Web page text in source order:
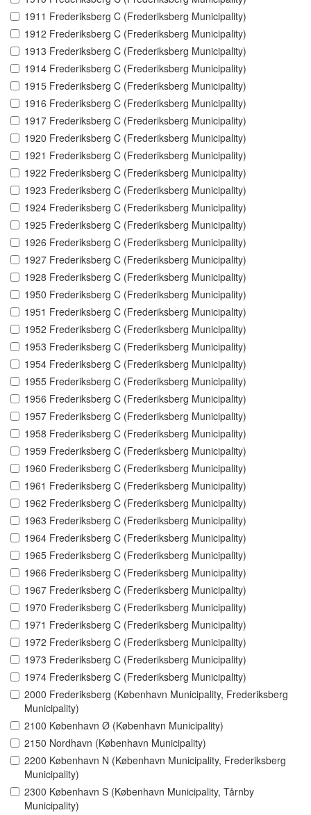
1911 Frederiksberg C (Frederiksberg Municipality)
1912 Frederiksberg C (Frederiksberg Municipality)
1913 Frederiksberg C (Frederiksberg Municipality)
1914 Frederiksberg C (Frederiksberg Municipality)
1915 Frederiksberg C (Frederiksberg Municipality)
1916 Frederiksberg C (Frederiksberg Municipality)
1917 Frederiksberg C (Frederiksberg Municipality)
1920 Frederiksberg C (Frederiksberg Municipality)
1921 Frederiksberg C (Frederiksberg Municipality)
1922 Frederiksberg C (Frederiksberg Municipality)
1923 Frederiksberg C (Frederiksberg Municipality)
1924 Frederiksberg C (Frederiksberg Municipality)
1925 Frederiksberg C (Frederiksberg Municipality)
1926 Frederiksberg C (Frederiksberg Municipality)
1927 Frederiksberg C (Frederiksberg Municipality)
1928 Frederiksberg C (Frederiksberg Municipality)
1950 Frederiksberg C (Frederiksberg Municipality)
1951 Frederiksberg C (Frederiksberg Municipality)
1952 Frederiksberg C (Frederiksberg Municipality)
1953 Frederiksberg C (Frederiksberg Municipality)
1954 Frederiksberg C (Frederiksberg Municipality)
1955 Frederiksberg C (Frederiksberg Municipality)
1956 Frederiksberg C (Frederiksberg Municipality)
1957 Frederiksberg C (Frederiksberg Municipality)
1958 Frederiksberg C (Frederiksberg Municipality)
1959 Frederiksberg C (Frederiksberg Municipality)
1960 Frederiksberg C (Frederiksberg Municipality)
1961 Frederiksberg C (Frederiksberg Municipality)
1962 Frederiksberg C (Frederiksberg Municipality)
1963 Frederiksberg C (Frederiksberg Municipality)
1964 Frederiksberg C (Frederiksberg Municipality)
1965 Frederiksberg C (Frederiksberg Municipality)
1966 Frederiksberg C (Frederiksberg Municipality)
1967 Frederiksberg C (Frederiksberg Municipality)
1970 Frederiksberg C (Frederiksberg Municipality)
1971 Frederiksberg C (Frederiksberg Municipality)
1972 Frederiksberg C (Frederiksberg Municipality)
1973 Frederiksberg C (Frederiksberg Municipality)
1974 Frederiksberg C (Frederiksberg Municipality)
2000 Frederiksberg (København Municipality, Frederiksberg
Municipality)
2100 København Ø (København Municipality)
2150 Nordhavn (København Municipality)
2200 København N (København Municipality, Frederiksberg
Municipality)
2300 København S (København Municipality, Tårnby
Municipality)